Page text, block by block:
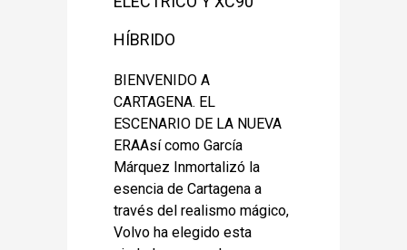
HÍBRIDO
BIENVENIDO A
CARTAGENA. EL
ESCENARIO DE LA NUEVA
ERAAsí como García
Márquez Inmortalizó la
esencia de Cartagena a
través del realismo mágico,
Volvo ha elegido esta